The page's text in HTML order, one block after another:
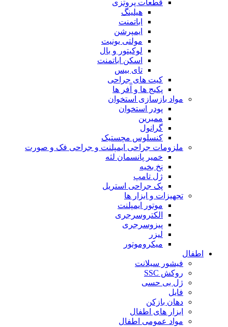
قطعات پروتزی
هیلینگ
اباتمنت
ایمپرشن
مولتی یونیت
لوکیتور و بال
اسکن اباتمنت
تای بیس
کیت های جراحی
پکیج ها و آفر ها
مواد بازسازی استخوان
پودر استخوان
ممبرین
گرانول
کنسلوس مچستیک
ملزومات جراحی ایمپلنت و جراحی فک و صورت
خمیر پانسمان لثه
نخ بخیه
ژل تامپ
پک جراحی استریل
تجهیزات و ابزار ها
موتور ایمپلنت
الکتروسرجری
پیزوسرجری
لیزر
میکروموتور
اطفال
فیشور سیلانت
روکش SSC
ژل بی حسی
فایل
دهان بازکن
ابزار های اطفال
مواد عمومی اطفال